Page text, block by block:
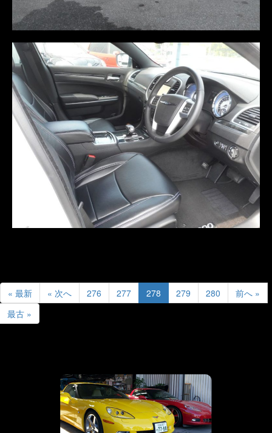
« 最新 « 次へ 276 277 278 279 280
前へ »
最古 »